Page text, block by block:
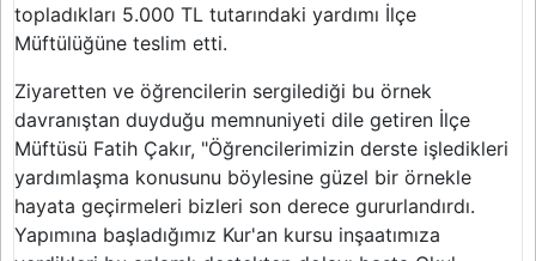
topladıkları 5.000 TL tutarındaki yardımı İlçe
Müftülüğüne teslim etti.
Ziyaretten ve öğrencilerin sergilediği bu örnek
davranıştan duyduğu memnuniyeti dile getiren İlçe
Müftüsü Fatih Çakır, "Öğrencilerimizin derste işledikleri
yardımlaşma konusunu böylesine güzel bir örnekle
hayata geçirmeleri bizleri son derece gururlandırdı.
Yapımına başladığımız Kur'an kursu inşaatımıza